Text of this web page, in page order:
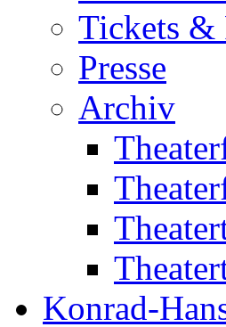
Tickets &
Presse
Archiv
Konrad-